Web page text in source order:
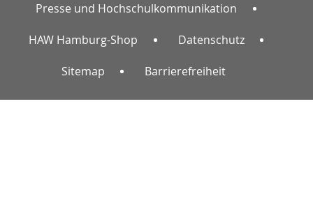
Presse und Hochschulkommunikation
HAW Hamburg-Shop Datenschutz
Sitemap Barrierefreiheit